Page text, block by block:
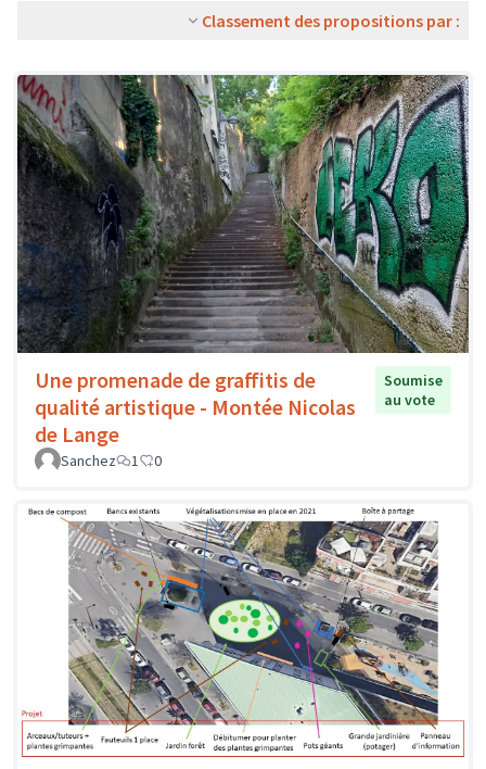
Classement des propositions par :
Une promenade de graffitis de
qualité artistique - Montée Nicolas
de Lange
Soumise
au vote
Sanchez 1 0